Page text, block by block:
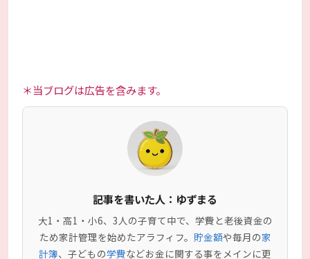
＊当ブログは広告を含みます。
記事を書いた人：ゆずまる
大1・高1・小6、3人の子育て中で、学費と老後資金の
ため家計管理を始めたアラフィフ。 貯金額や毎月の家
計簿、子どもの学費などお金に関する事をメインに更